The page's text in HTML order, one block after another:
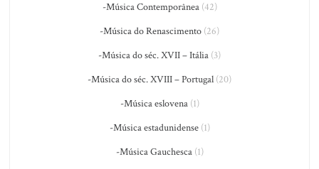
-Música Contemporânea(42)
-Música do Renascimento (26)
-Música do séc. XVII – Itália (3)
-Música do séc. XVIII – Portugal (20)
-Música eslovena(1)
-Música estadunidense(1)
-Música Gauchesca(1)